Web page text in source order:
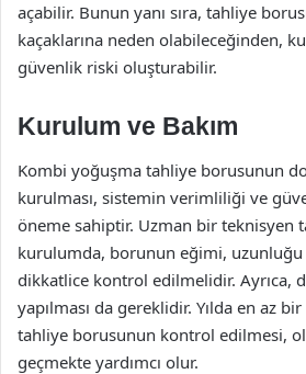
açabilir. Bunun yanı sıra, tahliye
kaçaklarına neden olabileceğinden,
güvenlik riski oluşturabilir.
Kurulum ve Bakım
Kombi yoğuşma tahliye borusunun
kurulması, sistemin verimliliği ve
öneme sahiptir. Uzman bir teknisyen
kurulumda, borunun eğimi, uzunluğu
dikkatlice kontrol edilmelidir. Ayrıca,
yapılması da gereklidir. Yılda en az
tahliye borusunun kontrol edilmesi,
geçmekte yardımcı olur.